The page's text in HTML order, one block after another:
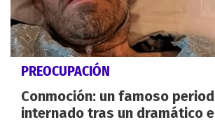
PREOCUPACIÓN
Conmoción: un famoso
internado tras un dramático